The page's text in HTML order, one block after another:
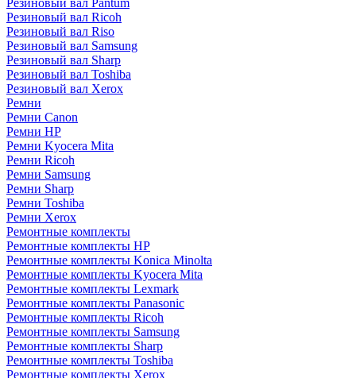
Резиновый вал Pantum
Резиновый вал Ricoh
Резиновый вал Riso
Резиновый вал Samsung
Резиновый вал Sharp
Резиновый вал Toshiba
Резиновый вал Xerox
Ремни
Ремни Canon
Ремни HP
Ремни Kyocera Mita
Ремни Ricoh
Ремни Samsung
Ремни Sharp
Ремни Toshiba
Ремни Xerox
Ремонтные комплекты
Ремонтные комплекты HP
Ремонтные комплекты Konica Minolta
Ремонтные комплекты Kyocera Mita
Ремонтные комплекты Lexmark
Ремонтные комплекты Panasonic
Ремонтные комплекты Ricoh
Ремонтные комплекты Samsung
Ремонтные комплекты Sharp
Ремонтные комплекты Toshiba
Ремонтные комплекты Xerox